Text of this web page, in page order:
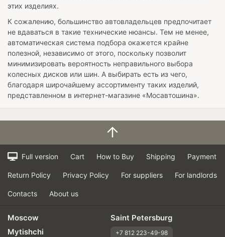
этих изделиях.
К сожалению, большинство автовладельцев предпочитает
не вдаваться в такие технические нюансы. Тем не менее,
автоматическая система подбора окажется крайне
полезной, независимо от этого, поскольку позволит
минимизировать вероятность неправильного выбора
колесных дисков или шин. А выбирать есть из чего,
благодаря широчайшему ассортименту таких изделий,
представленном в интернет-магазине «Мосавтошина».
Full version Cart How to Buy Shipping Payment
Return Policy Privacy Policy For suppliers For landlords
Contacts About us
Moscow
Mytishchi
Saint Petersburg
+7 812 223-49-98